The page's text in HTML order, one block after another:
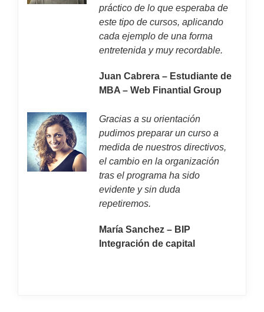
práctico de lo que esperaba de
este tipo de cursos, aplicando
cada ejemplo de una forma
entretenida y muy recordable.
Juan Cabrera – Estudiante de
MBA – Web Finantial Group
Gracias a su orientación
pudimos preparar un curso a
medida de nuestros directivos,
el cambio en la organización
tras el programa ha sido
evidente y sin duda
repetiremos.
María Sanchez – BIP
Integración de capital